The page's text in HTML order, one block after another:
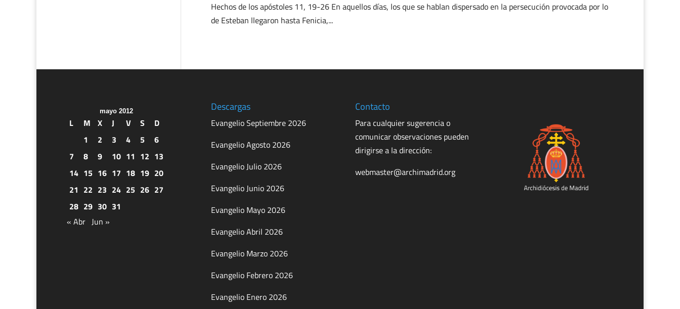
Hechos de los apóstoles 11, 19-26 En aquellos días, los que se hablan dispersado en la persecución provocada por lo
de Esteban llegaron hasta Fenicia,...
mayo 2012
L M X J V S
D
1
2 3 4 5
6
7
8 9 10 11 12 13
14 15 16 17 18 19 20
21 22 23 24 25 26 27
28 29 30 31
« Abr Jun »
Descargas
Evangelio Septiembre 2026
Evangelio Agosto 2026
Evangelio Julio 2026
Evangelio Junio 2026
Evangelio Mayo 2026
Evangelio Abril 2026
Evangelio Marzo 2026
Evangelio Febrero 2026
Evangelio Enero 2026
Contacto
Para cualquier sugerencia o
comunicar observaciones pueden
dirigirse a la dirección:
webmaster@archimadrid.org